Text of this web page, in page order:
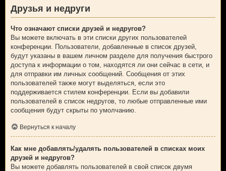
Друзья и недруги
Что означают списки друзей и недругов?
Вы можете включать в эти списки других пользователей
конференции. Пользователи, добавленные в список друзей,
будут указаны в вашем личном разделе для получения быстрого
доступа к информации о том, находятся ли они сейчас в сети, и
для отправки им личных сообщений. Сообщения от этих
пользователей также могут выделяться, если это
поддерживается стилем конференции. Если вы добавили
пользователей в список недругов, то любые отправленные ими
сообщения будут скрыты по умолчанию.
Вернуться к началу
Как мне добавлять/удалять пользователей в списках моих
друзей и недругов?
Вы можете добавлять пользователей в свой список двумя